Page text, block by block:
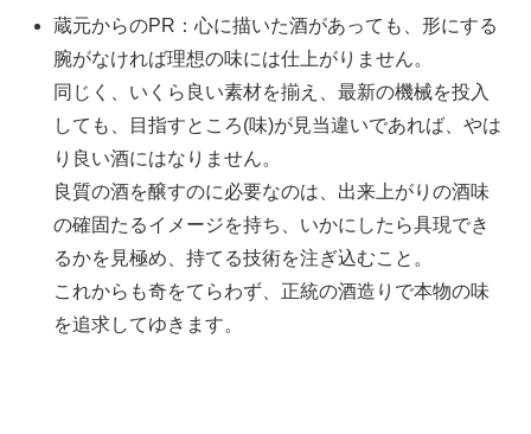
蔵元からのPR：心に描いた酒があっても、形にする
腕がなければ理想の味には仕上がりません。
同じく、いくら良い素材を揃え、最新の機械を投入
しても、目指すところ(味)が見当違いであれば、やは
り良い酒にはなりません。
良質の酒を醸すのに必要なのは、出来上がりの酒味
の確固たるイメージを持ち、いかにしたら具現でき
るかを見極め、持てる技術を注ぎ込むこと。
これからも奇をてらわず、正統の酒造りで本物の味
を追求してゆきます。